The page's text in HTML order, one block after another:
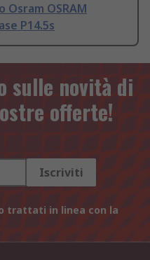
Osram OSRAM
P14.5s
sulle novità di
offerte!
Iscriviti
trattati in linea con la